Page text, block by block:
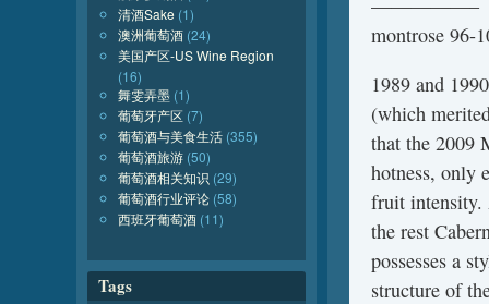
—————–
montrose 96-
1989 and
(which
that the 2009
hotness, only
fruit intensity.
the rest
possesses a
structure of
清酒Sake (1)
澳洲葡萄酒 (24)
美国产区-US Wine Region
(16)
舞雯弄墨 (1)
葡萄牙产区 (7)
葡萄酒与美食生活 (355)
葡萄酒旅游 (50)
葡萄酒相关知识 (29)
葡萄酒行业评论 (58)
西班牙葡萄酒 (11)
Tags